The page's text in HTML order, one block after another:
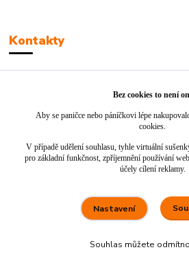
Kontakty
info@jackie-shop.cz
Vytvořeno na
Bez cookies to není
Aby se paničce nebo páníčkovi lépe
cookies.
V případě udělení souhlasu, tyhle virtuální
pro základní funkčnost, zpříjemnění používání
účely cílení reklamy.
Nastavení
Souhlas můžete 5. srpna